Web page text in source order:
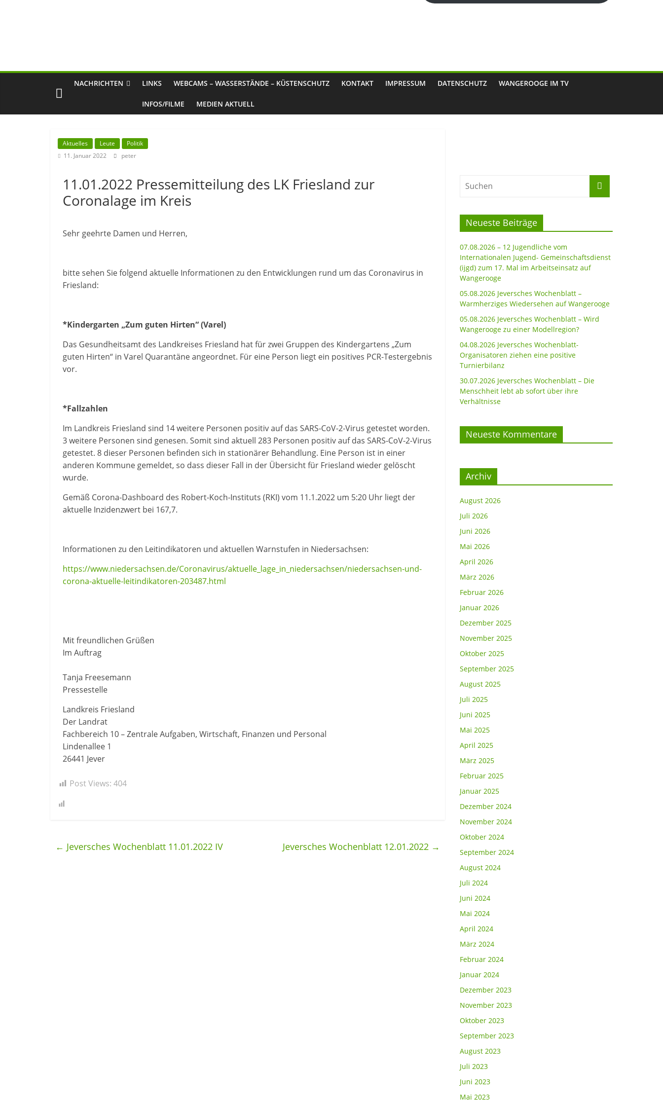
NACHRICHTEN LINKS WEBCAMS – WASSERSTÄNDE – KÜSTENSCHUTZ KONTAKT IMPRESSUM DATENSCHUTZ WANGEROOGE IM TV
INFOS/FILME MEDIEN AKTUELL
Aktuelles Leute
Politik
11. Januar 2022
peter
11.01.2022 Pressemitteilung des LK Friesland zur
Coronalage im Kreis
Sehr geehrte Damen und Herren,
bitte sehen Sie folgend aktuelle Informationen zu den Entwicklungen rund um das Coronavirus in
Friesland:
*Kindergarten „Zum guten Hirten“ (Varel)
Das Gesundheitsamt des Landkreises Friesland hat für zwei Gruppen des Kindergartens „Zum
guten Hirten“ in Varel Quarantäne angeordnet. Für eine Person liegt ein positives PCR-Testergebnis
vor.
*Fallzahlen
Im Landkreis Friesland sind 14 weitere Personen positiv auf das SARS-CoV-2-Virus getestet worden.
3 weitere Personen sind genesen. Somit sind aktuell 283 Personen positiv auf das SARS-CoV-2-Virus
getestet. 8 dieser Personen befinden sich in stationärer Behandlung. Eine Person ist in einer
anderen Kommune gemeldet, so dass dieser Fall in der Übersicht für Friesland wieder gelöscht
wurde.
Gemäß Corona-Dashboard des Robert-Koch-Instituts (RKI) vom 11.1.2022 um 5:20 Uhr liegt der
aktuelle Inzidenzwert bei 167,7.
Informationen zu den Leitindikatoren und aktuellen Warnstufen in Niedersachsen:
https://www.niedersachsen.de/Coronavirus/aktuelle_lage_in_niedersachsen/niedersachsen-und-
corona-aktuelle-leitindikatoren-203487.html
Mit freundlichen Grüßen
Im Auftrag
Tanja Freesemann
Pressestelle
Landkreis Friesland
Der Landrat
Fachbereich 10 – Zentrale Aufgaben, Wirtschaft, Finanzen und Personal
Lindenallee 1
26441 Jever
Post Views: 404
← Jeversches Wochenblatt 11.01.2022 IV Jeversches Wochenblatt 12.01.2022 →
Neueste Beiträge
07.08.2026 – 12 Jugendliche vom
Internationalen Jugend- Gemeinschaftsdienst
(ijgd) zum 17. Mal im Arbeitseinsatz auf
Wangerooge
05.08.2026 Jeversches Wochenblatt –
Warmherziges Wiedersehen auf Wangerooge
05.08.2026 Jeversches Wochenblatt – Wird
Wangerooge zu einer Modellregion?
04.08.2026 Jeversches Wochenblatt-
Organisatoren ziehen eine positive
Turnierbilanz
30.07.2026 Jeversches Wochenblatt – Die
Menschheit lebt ab sofort über ihre
Verhältnisse
Neueste Kommentare
Archiv
August 2026
Juli 2026
Juni 2026
Mai 2026
April 2026
März 2026
Februar 2026
Januar 2026
Dezember 2025
November 2025
Oktober 2025
September 2025
August 2025
Juli 2025
Juni 2025
Mai 2025
April 2025
März 2025
Februar 2025
Januar 2025
Dezember 2024
November 2024
Oktober 2024
September 2024
August 2024
Juli 2024
Juni 2024
Mai 2024
April 2024
März 2024
Februar 2024
Januar 2024
Dezember 2023
November 2023
Oktober 2023
September 2023
August 2023
Juli 2023
Juni 2023
Mai 2023